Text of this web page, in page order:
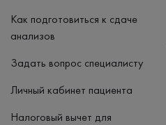
Как подготовиться к сдаче
анализов
Задать вопрос специалисту
Личный кабинет пациента
Налоговый вычет для